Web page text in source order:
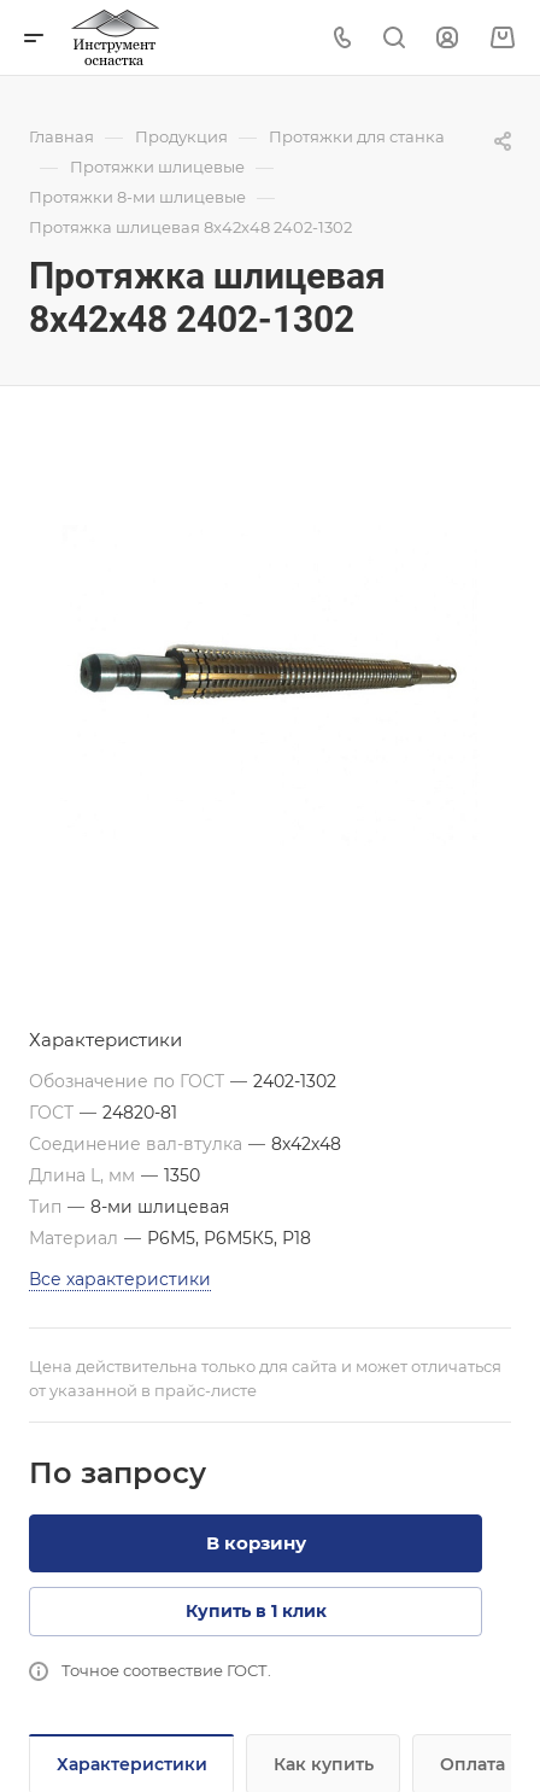
Главная — Продукция — Протяжки для станка
— Протяжки шлицевые —
Протяжки 8-ми шлицевые —
Протяжка шлицевая 8x42x48 2402-1302
Протяжка шлицевая
8x42x48 2402-1302
Характеристики
Обозначение по ГОСТ — 2402-1302
ГОСТ — 24820-81
Соединение вал-втулка — 8х42х48
Длина L, мм — 1350
Тип — 8-ми шлицевая
Материал — Р6М5, Р6М5К5, Р18
Все характеристики
Цена действительна только для сайта и может отличаться
от указанной в прайс-листе
По запросу
В корзину
Купить в 1 клик
Точное соотвествие ГОСТ.
Характеристики Как купить Оплата